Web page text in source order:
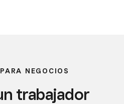
NEGOCIOS
trabajador